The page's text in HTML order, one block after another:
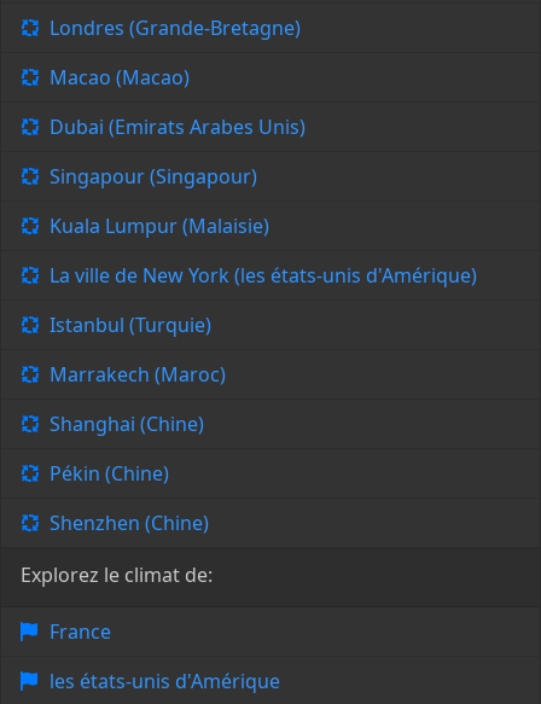
Londres (Grande-Bretagne)
Macao (Macao)
Dubai (Emirats Arabes Unis)
Singapour (Singapour)
Kuala Lumpur (Malaisie)
La ville de New York (les états-unis d'Amérique)
Istanbul (Turquie)
Marrakech (Maroc)
Shanghai (Chine)
Pékin (Chine)
Shenzhen (Chine)
Explorez le climat de:
France
les états-unis d'Amérique